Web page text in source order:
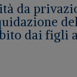
da
dai figli